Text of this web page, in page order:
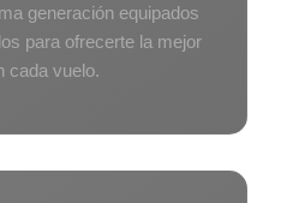
generación equipados
para ofrecerte la mejor
cada vuelo.